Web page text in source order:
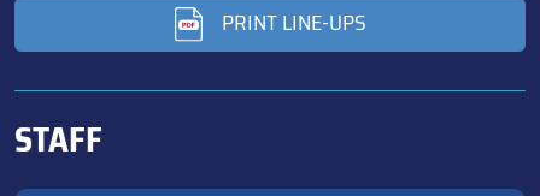
PRINT LINE-UPS
STAFF